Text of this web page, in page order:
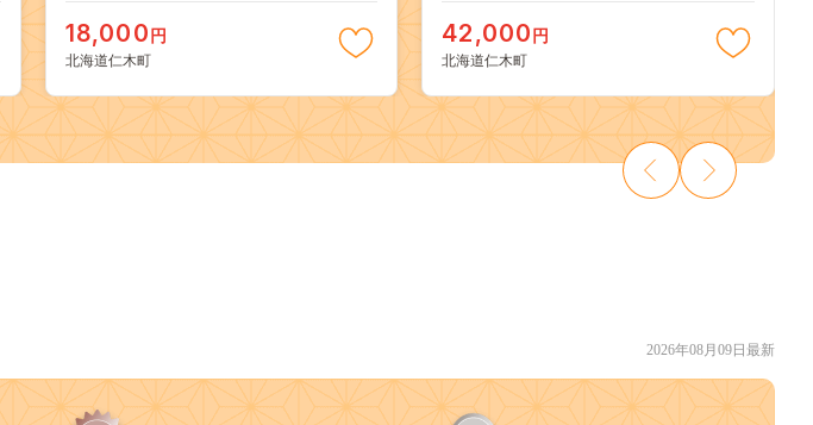
[株式会社 松原米穀]
18,000 円
北海道仁木町
Watanabe]
42,000 円
北海道仁木町
2026年08月09日最新